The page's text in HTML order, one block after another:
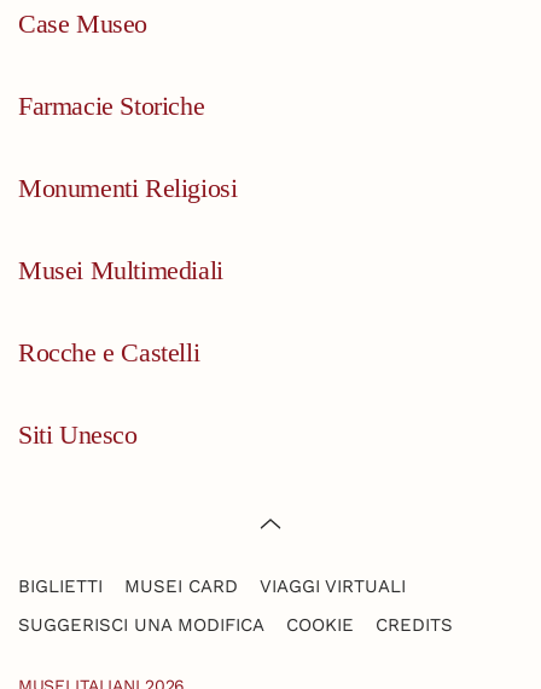
Case Museo
Farmacie Storiche
Monumenti Religiosi
Musei Multimediali
Rocche e Castelli
Siti Unesco
BIGLIETTI MUSEI CARD
VIAGGI VIRTUALI
SUGGERISCI UNA MODIFICA
COOKIE CREDITS